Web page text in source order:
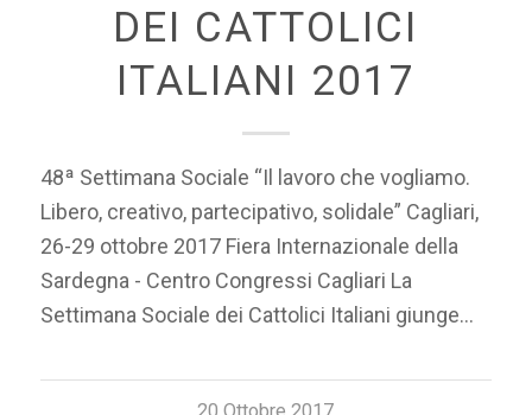
DEI CATTOLICI
ITALIANI 2017
48ª Settimana Sociale “Il lavoro che vogliamo.
Libero, creativo, partecipativo, solidale” Cagliari,
26-29 ottobre 2017 Fiera Internazionale della
Sardegna - Centro Congressi Cagliari La
Settimana Sociale dei Cattolici Italiani giunge…